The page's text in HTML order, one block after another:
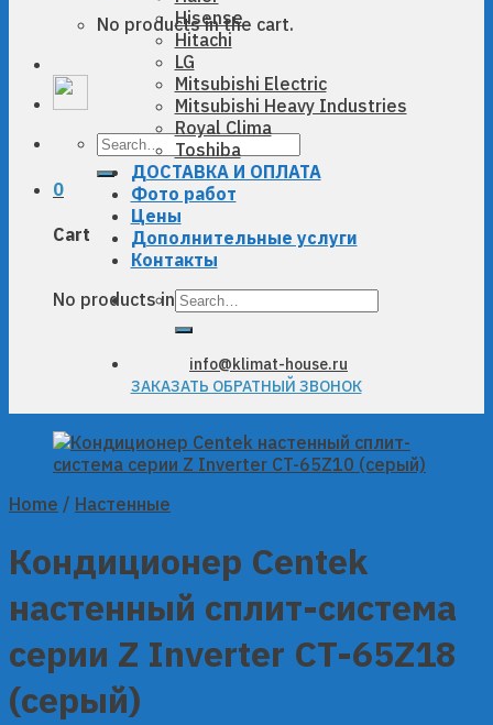
No products in the cart.
Search
0
Cart
No products in the cart.
Hisense
Hitachi
LG
Mitsubishi Electric
Mitsubishi Heavy Industries
Royal Clima
Toshiba
ДОСТАВКА И ОПЛАТА
Фото работ
Цены
Дополнительные услуги
Контакты
Search
info@klimat-house.ru
ЗАКАЗАТЬ ОБРАТНЫЙ ЗВОНОК
Home / Настенные
Кондиционер Centek
настенный сплит-система
серии Z Inverter CT-65Z18
(серый)